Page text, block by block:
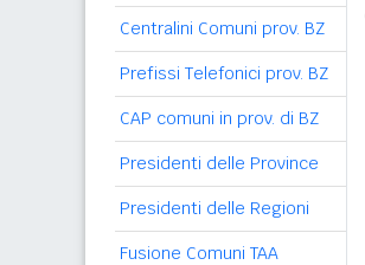
Centralini Comuni prov. BZ
Prefissi Telefonici prov. BZ
CAP comuni in prov. di BZ
Presidenti delle Province
Presidenti delle Regioni
Fusione Comuni TAA